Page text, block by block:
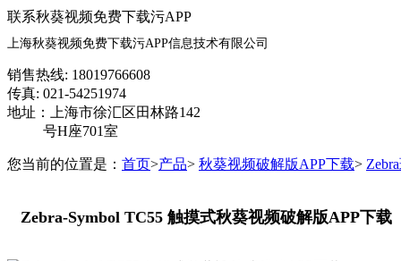
联系秋葵视频免费下载污APP
上海秋葵视频免费下载污APP信息技术有限公司
销售热线: 18019766608
传真: 021-54251974
地址：上海市徐汇区田林路142
号H座701室
您当前的位置是： 首页>产品> 秋葵视频破解版APP下载>
Zebra-Symbol TC55 触摸式秋葵视频破解版APP下载